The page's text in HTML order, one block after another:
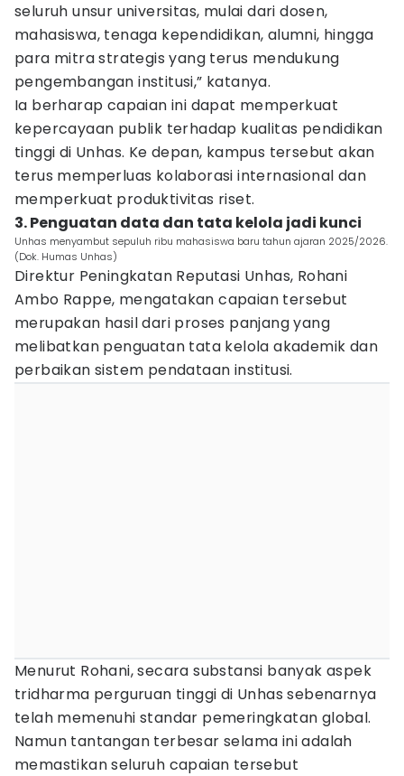
seluruh unsur universitas, mulai dari dosen,
mahasiswa, tenaga kependidikan, alumni, hingga
para mitra strategis yang terus mendukung
pengembangan institusi,” katanya.
Ia berharap capaian ini dapat memperkuat
kepercayaan publik terhadap kualitas pendidikan
tinggi di Unhas. Ke depan, kampus tersebut akan
terus memperluas kolaborasi internasional dan
memperkuat produktivitas riset.
3. Penguatan data dan tata kelola jadi kunci
Unhas menyambut sepuluh ribu mahasiswa baru tahun ajaran 2025/2026.
(Dok. Humas Unhas)
Direktur Peningkatan Reputasi Unhas, Rohani
Ambo Rappe, mengatakan capaian tersebut
merupakan hasil dari proses panjang yang
melibatkan penguatan tata kelola akademik dan
perbaikan sistem pendataan institusi.
Menurut Rohani, secara substansi banyak aspek
tridharma perguruan tinggi di Unhas sebenarnya
telah memenuhi standar pemeringkatan global.
Namun tantangan terbesar selama ini adalah
memastikan seluruh capaian tersebut